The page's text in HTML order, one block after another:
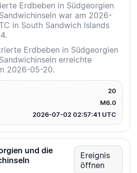
Erdbeben in Südgeorgien
war am 2026-
in South Sandwich Islands
Erdbeben in Südgeorgien
erreichte
2026-05-20.
20
M6.0
2026-07-02 02:57:41 UTC
und die
Ereignis
öffnen